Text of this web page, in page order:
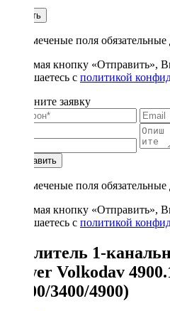
Купить
* - отмеченые поля
Нажимая кнопку «Отправить»,
соглашаетесь с политикой
Заполните заявку
Отправить
* - отмеченые поля
Нажимая кнопку «Отправить»,
соглашаетесь с политикой
Усилитель 1-
Power Volkodav
(2100/3400/4900)